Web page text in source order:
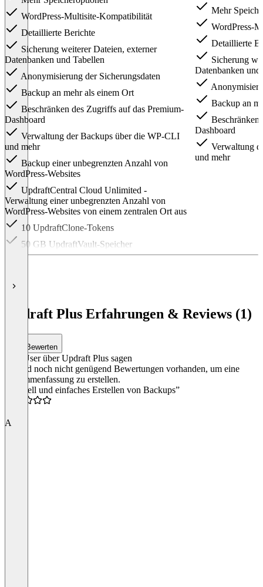
WordPress-Multisite-Kompatibilität
Detaillierte Berichte
Sicherung weiterer Dateien, externer
Datenbanken und Tabellen
Anonymisierung der Sicherungsdaten
Backup an mehr als einem Ort
Beschränken des Zugriffs auf das Premium-
Dashboard
Verwaltung der Backups über die WP-CLI
und mehr
Backup einer unbegrenzten Anzahl von
WordPress-Websites
UpdraftCentral Cloud Unlimited -
Verwaltung einer unbegrenzten Anzahl von
WordPress-Websites von einem zentralen Ort aus
10 UpdraftClone-Tokens
50 GB UpdraftVault-Speicher
Mehr
WordPress-
Detaillierte
Sicherung
Datenbanken und
Backup an
Beschränken
Dashboard
Verwaltung
und mehr
Updraft Plus Erfahrungen & Reviews (1)
Bewerten
Was User über Updraft Plus sagen
Es sind noch nicht genügend Bewertungen vorhanden, um eine
Zusammenfassung zu erstellen.
“Schnell und einfaches Erstellen von Backups”
A